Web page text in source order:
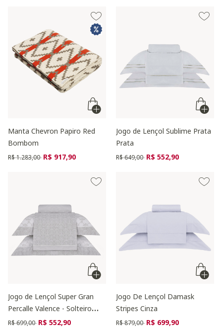
Manta Chevron Papiro Red
Bombom
Preço reduzido de
R$ 1.283,00 para
R$ 917,90
Jogo de Lençol Sublime Prata
Prata
Preço reduzido de
R$ 649,00 para
R$ 552,90
Jogo de Lençol Super Gran
Percalle Valence - Solteiro
King Size
Preço reduzido de
R$ 699,00 para
R$ 552,90
Jogo De Lençol Damask
Stripes Cinza
Preço reduzido de
R$ 879,00 para
R$ 699,90